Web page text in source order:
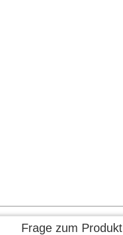
Frage zum Produkt